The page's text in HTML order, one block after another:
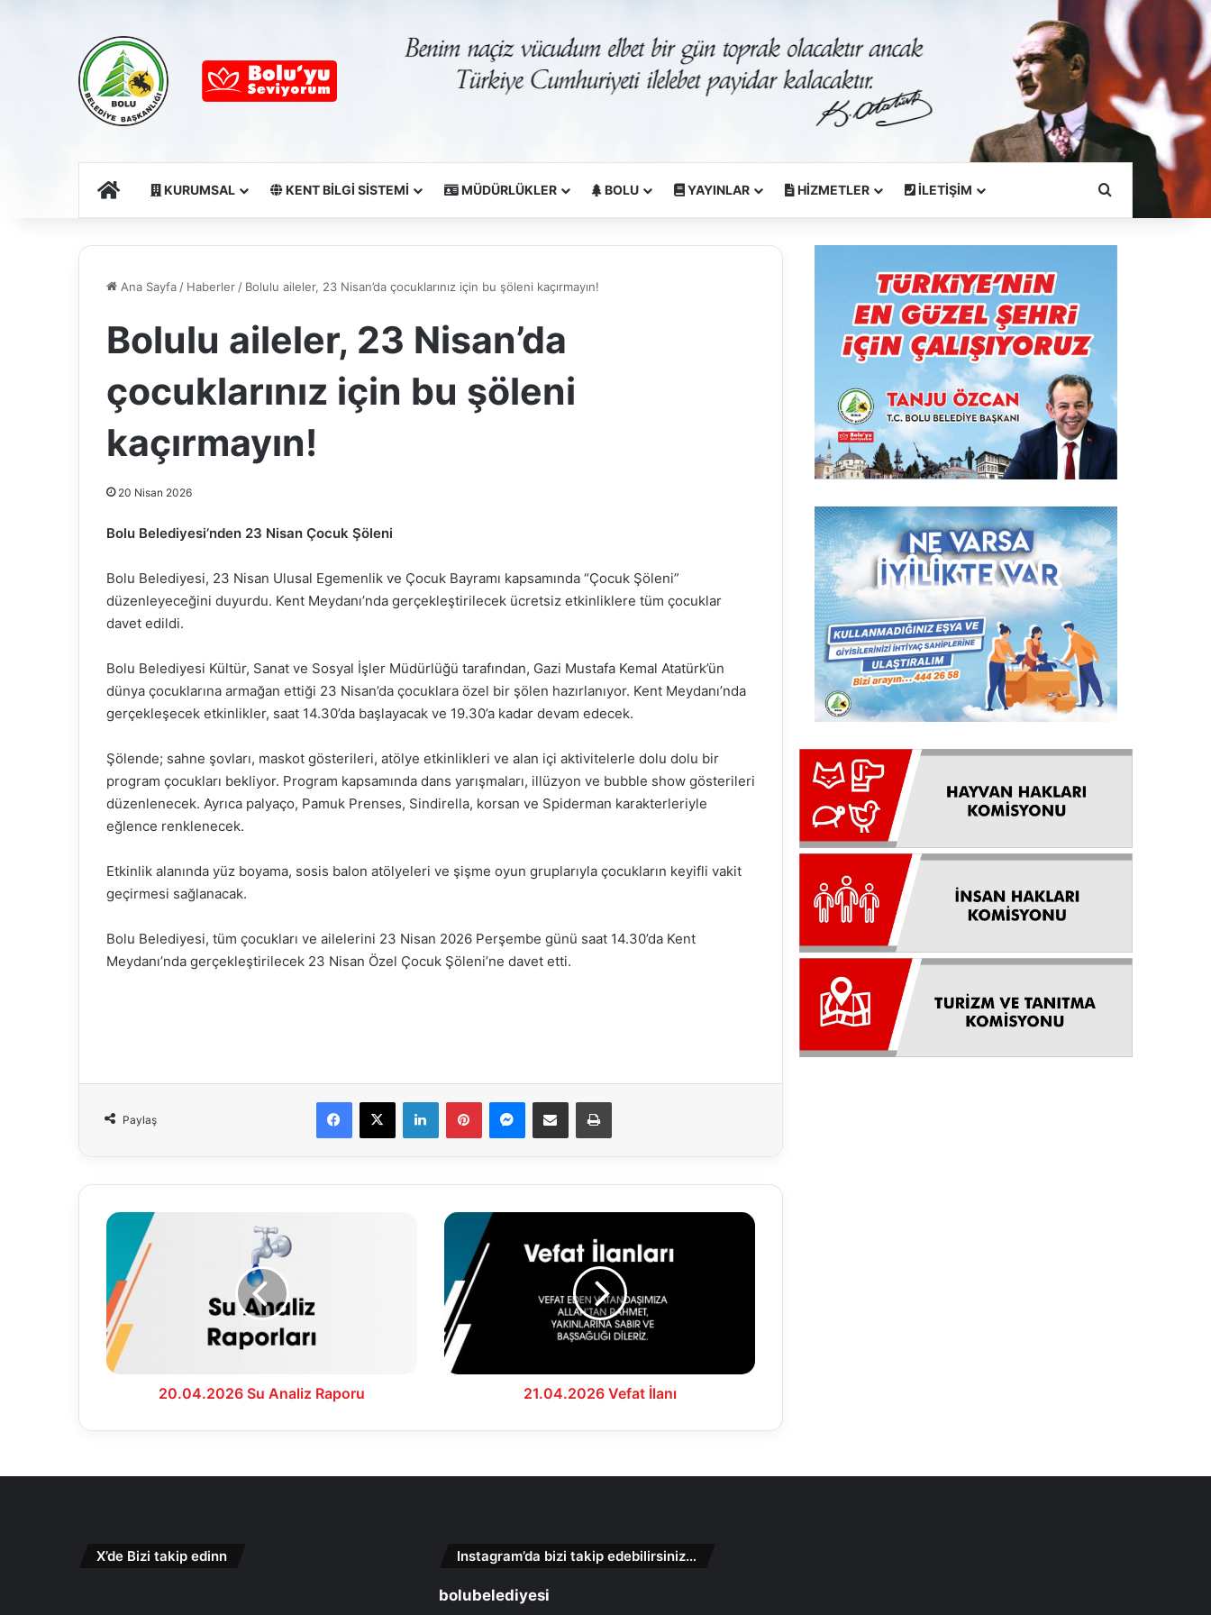
Ana SayfaKURUMSAL KENT BİLGİ SİSTEMİ MÜDÜRLÜKLER BOLU YAYINLAR HİZMETLER İLETİŞİM Arama Yapın
Ana Sayfa / Haberler / Bolulu aileler, 23 Nisan’da çocuklarınız için bu şöleni kaçırmayın!
Bolulu aileler, 23 Nisan’da
çocuklarınız için bu şöleni
kaçırmayın!
20 Nisan 2026
Bolu Belediyesi’nden 23 Nisan Çocuk Şöleni
Bolu Belediyesi, 23 Nisan Ulusal Egemenlik ve Çocuk Bayramı kapsamında “Çocuk Şöleni”
düzenleyeceğini duyurdu. Kent Meydanı’nda gerçekleştirilecek ücretsiz etkinliklere tüm çocuklar
davet edildi.
Bolu Belediyesi Kültür, Sanat ve Sosyal İşler Müdürlüğü tarafından, Gazi Mustafa Kemal Atatürk’ün
dünya çocuklarına armağan ettiği 23 Nisan’da çocuklara özel bir şölen hazırlanıyor. Kent Meydanı’nda
gerçekleşecek etkinlikler, saat 14.30’da başlayacak ve 19.30’a kadar devam edecek.
Şölende; sahne şovları, maskot gösterileri, atölye etkinlikleri ve alan içi aktivitelerle dolu dolu bir
program çocukları bekliyor. Program kapsamında dans yarışmaları, illüzyon ve bubble show gösterileri
düzenlenecek. Ayrıca palyaço, Pamuk Prenses, Sindirella, korsan ve Spiderman karakterleriyle
eğlence renklenecek.
Etkinlik alanında yüz boyama, sosis balon atölyeleri ve şişme oyun gruplarıyla çocukların keyifli vakit
geçirmesi sağlanacak.
Bolu Belediyesi, tüm çocukları ve ailelerini 23 Nisan 2026 Perşembe günü saat 14.30’da Kent
Meydanı’nda gerçekleştirilecek 23 Nisan Özel Çocuk Şöleni’ne davet etti.
Paylaş
Facebook
X LinkedInPinterestMessenger
E-Mail ile paylaş Yazdır
20.04.2026
Analiz
Raporu
20.04.2026 Su Analiz Raporu
21.04.2026
21.04.2026 Vefat İlanı
X’de Bizi takip edinn Instagram’da bizi takip edebilirsiniz…
bolubelediyesi